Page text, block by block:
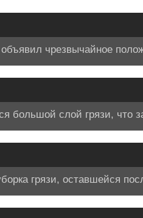
чрезвычайное
большой слой грязи, что
грязи, оставшейся